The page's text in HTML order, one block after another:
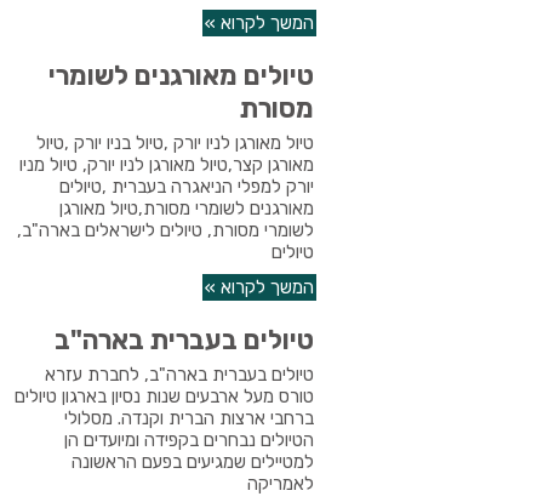
המשך לקרוא »
טיולים מאורגנים לשומרי
מסורת
טיול מאורגן לניו יורק ,טיול בניו יורק ,טיול
מאורגן קצר,טיול מאורגן לניו יורק, טיול מניו
יורק למפלי הניאגרה בעברית ,טיולים
מאורגנים לשומרי מסורת,טיול מאורגן
לשומרי מסורת, טיולים לישראלים בארה"ב,
טיולים
המשך לקרוא »
טיולים בעברית בארה"ב
טיולים בעברית בארה"ב, לחברת עזרא
טורס מעל ארבעים שנות נסיון בארגון טיולים
ברחבי ארצות הברית וקנדה. מסלולי
הטיולים נבחרים בקפידה ומיועדים הן
למטיילים שמגיעים בפעם הראשונה
לאמריקה